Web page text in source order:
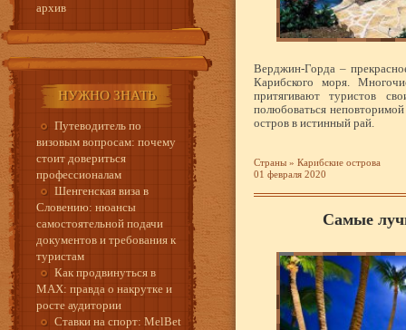
архив
НУЖНО ЗНАТЬ
Путеводитель по
визовым вопросам: почему
стоит довериться
профессионалам
Шенгенская виза в
Словению: нюансы
самостоятельной подачи
документов и требования к
туристам
Как продвинуться в
MAX: правда о накрутке и
росте аудитории
Ставки на спорт: MelBet
Верджин-Горда –
Карибского моря.
притягивают туристов
полюбоваться
остров в истинный рай.
Страны » Карибские острова
01 февраля 2020
Самые